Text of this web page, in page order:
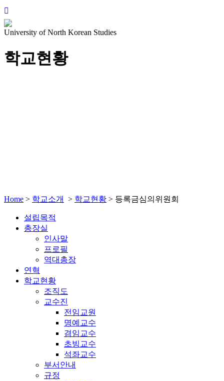
University of North Korean Studies
학교현황
Home > 학교소개 > 학교현황 > 등록금심의위원회
설립목적
총장실
인사말
프로필
역대총장
연혁
학교현황
조직도
교수진
전임교원
명예교수
겸임교수
초빙교수
석좌교수
부서안내
규정